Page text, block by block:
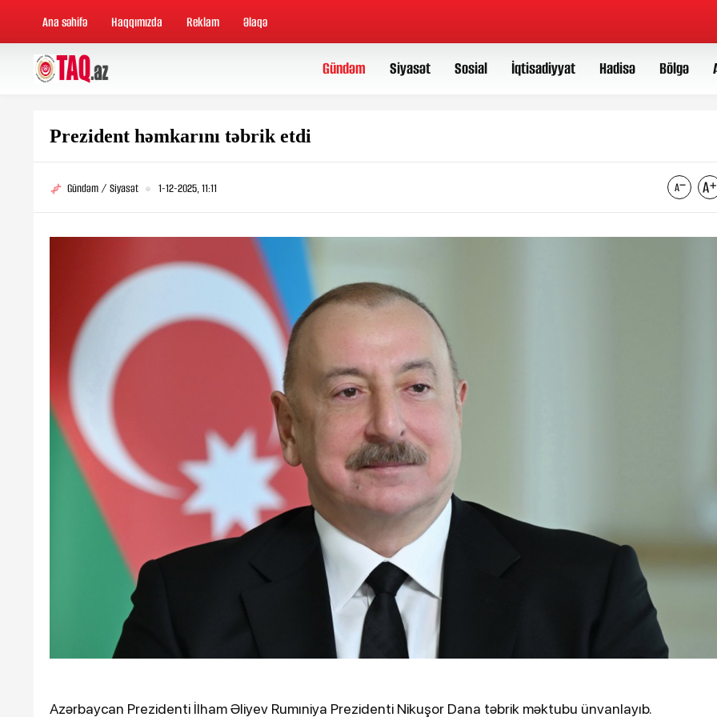
Ana səhifə Haqqımızda Reklam Əlaqə
Gündəm Siyasət Sosial İqtisadiyyat Hadisə Bölgə
Prezident həmkarını təbrik etdi
Gündəm / Siyasət 1-12-2025, 11:11
Azərbaycan Prezidenti İlham Əliyev Rumıniya Prezidenti Nikuşor Dana təbrik məktubu ünvanlayıb.
Ötən il 900 əsər və ifa qeydiyyatdan
12-03-2026, 12:12
sayını açıqlayıb
2-03-2026, 16:57
Zelenski
dronlarını
Ukraynadan